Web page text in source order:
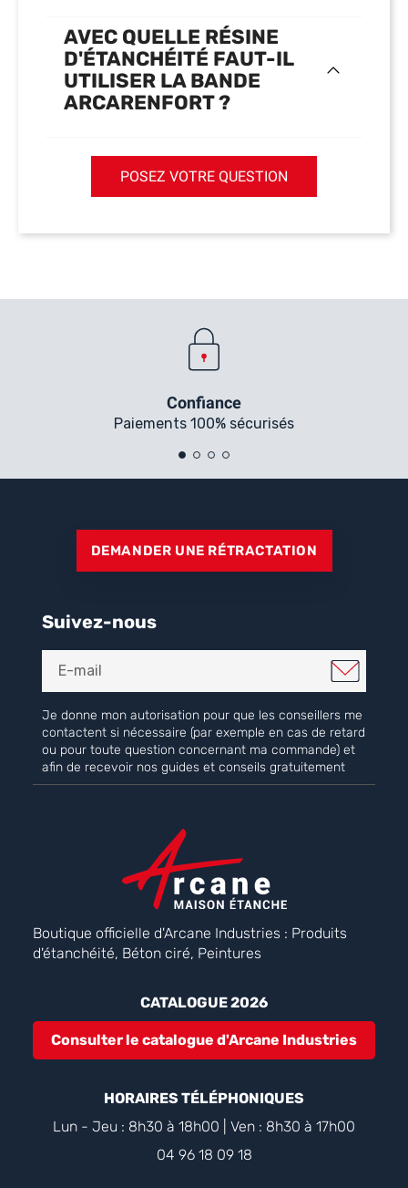
AVEC QUELLE RÉSINE
D'ÉTANCHÉITÉ FAUT-IL
UTILISER LA BANDE
ARCARENFORT ?
POSEZ VOTRE QUESTION
Confiance
Paiements 100% sécurisés
DEMANDER UNE RÉTRACTATION
Suivez-nous
Je donne mon autorisation pour que les conseillers me
contactent si nécessaire (par exemple en cas de retard
ou pour toute question concernant ma commande) et
afin de recevoir nos guides et conseils gratuitement
Boutique officielle d'Arcane Industries : Produits
d'étanchéité, Béton ciré, Peintures
CATALOGUE 2026
Consulter le catalogue d'Arcane Industries
HORAIRES TÉLÉPHONIQUES
Lun - Jeu : 8h30 à 18h00 | Ven : 8h30 à 17h00
04 96 18 09 18